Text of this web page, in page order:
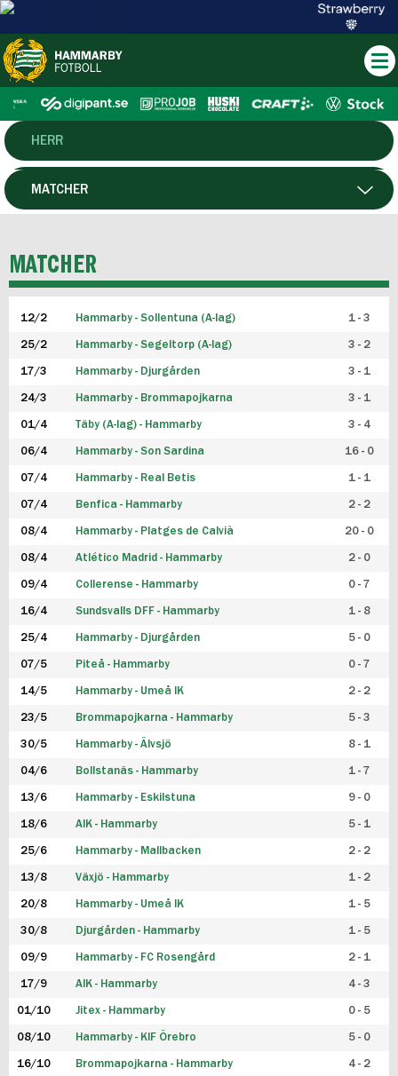
HERR
DAM
P19
F19
FUTSAL HERR
FUTSAL DAM
MATCHER
MATCHER
12/2 Hammarby - Sollentuna (A-lag) 1 - 3
25/2 Hammarby - Segeltorp (A-lag) 3 - 2
17/3 Hammarby - Djurgården 3 - 1
24/3 Hammarby - Brommapojkarna 3 - 1
01/4 Täby (A-lag) - Hammarby 3 - 4
06/4 Hammarby - Son Sardina 16 - 0
07/4 Hammarby - Real Betis 1 - 1
07/4 Benfica - Hammarby 2 - 2
08/4 Hammarby - Platges de Calvià 20 - 0
08/4 Atlético Madrid - Hammarby 2 - 0
09/4 Collerense - Hammarby 0 - 7
16/4 Sundsvalls DFF - Hammarby 1 - 8
25/4 Hammarby - Djurgården 5 - 0
07/5 Piteå - Hammarby 0 - 7
14/5 Hammarby - Umeå IK 2 - 2
23/5 Brommapojkarna - Hammarby 5 - 3
30/5 Hammarby - Älvsjö 8 - 1
04/6 Bollstanäs - Hammarby 1 - 7
13/6 Hammarby - Eskilstuna 9 - 0
18/6 AIK - Hammarby 5 - 1
25/6 Hammarby - Mallbacken 2 - 2
13/8 Växjö - Hammarby 1 - 2
20/8 Hammarby - Umeå IK 1 - 5
30/8 Djurgården - Hammarby 1 - 5
09/9 Hammarby - FC Rosengård 2 - 1
17/9 AIK - Hammarby 4 - 3
01/10 Jitex - Hammarby 0 - 5
08/10 Hammarby - KIF Örebro 5 - 0
16/10 Brommapojkarna - Hammarby 4 - 2